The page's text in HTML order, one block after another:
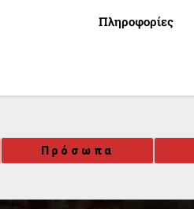
Πληροφορίες
Πρόσωπα